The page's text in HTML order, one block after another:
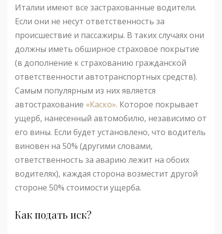
Италии имеют все застрахованные водители.
Если они не несут ответственность за
происшествие и пассажиры. В таких случаях они
должны иметь обширное страховое покрытие
(в дополнение к страхованию гражданской
ответственности автотранспортных средств).
Самым популярным из них является
автострахование «Каско». Которое покрывает
ущерб, нанесенный автомобилю, независимо от
его вины. Если будет установлено, что водитель
виновен на 50% (другими словами,
ответственность за аварию лежит на обоих
водителях), каждая сторона возместит другой
стороне 50% стоимости ущерба.
Как подать иск?